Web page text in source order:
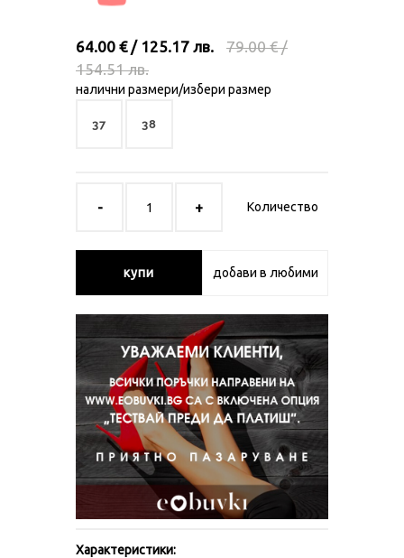
64.00 € / 125.17 лв.
79.00 € /
154.51 лв.
налични размери/избери размер
37 38
Количество
купи добави в любими
Характеристики: